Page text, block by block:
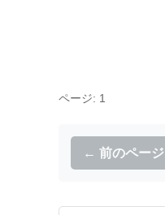
ページ: 1
← 前のページ